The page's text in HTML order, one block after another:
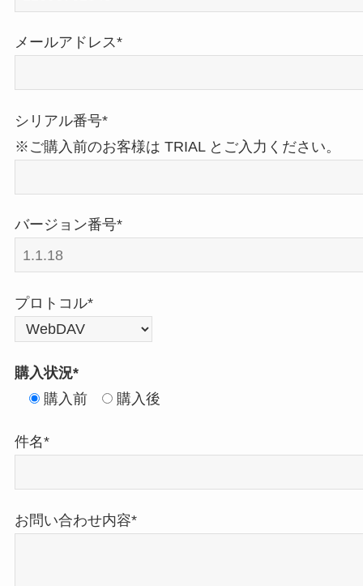
メールアドレス*
シリアル番号*
※ご購入前のお客様は TRIAL とご入力ください。
バージョン番号*
プロトコル*
購入状況*
購入前
購入後
件名*
お問い合わせ内容*